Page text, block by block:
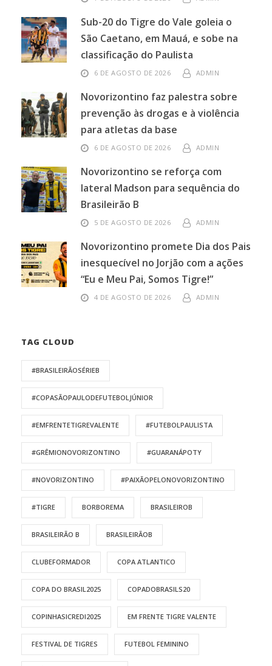
Sub-20 do Tigre do Vale goleia o
São Caetano, em Mauá, e sobe na
classificação do Paulista
6 DE AGOSTO DE 2026 ADMIN
Novorizontino faz palestra sobre
prevenção às drogas e à violência
para atletas da base
6 DE AGOSTO DE 2026 ADMIN
Novorizontino se reforça com
lateral Madson para sequência do
Brasileirão B
5 DE AGOSTO DE 2026 ADMIN
Novorizontino promete Dia dos Pais
inesquecível no Jorjão com a ações
“Eu e Meu Pai, Somos Tigre!”
4 DE AGOSTO DE 2026 ADMIN
TAG CLOUD
#BRASILEIRÃOSÉRIEB
#COPASÃOPAULODEFUTEBOLJÚNIOR
#EMFRENTETIGREVALENTE #FUTEBOLPAULISTA
#GRÊMIONOVORIZONTINO #GUARANÁPOTY
#NOVORIZONTINO #PAIXÃOPELONOVORIZONTINO
#TIGRE BORBOREMA BRASILEIROB
BRASILEIRÃO B BRASILEIRÃOB
CLUBEFORMADOR COPA ATLANTICO
COPA DO BRASIL2025 COPADOBRASILS20
COPINHASICREDI2025 EM FRENTE TIGRE VALENTE
FESTIVAL DE TIGRES FUTEBOL FEMININO